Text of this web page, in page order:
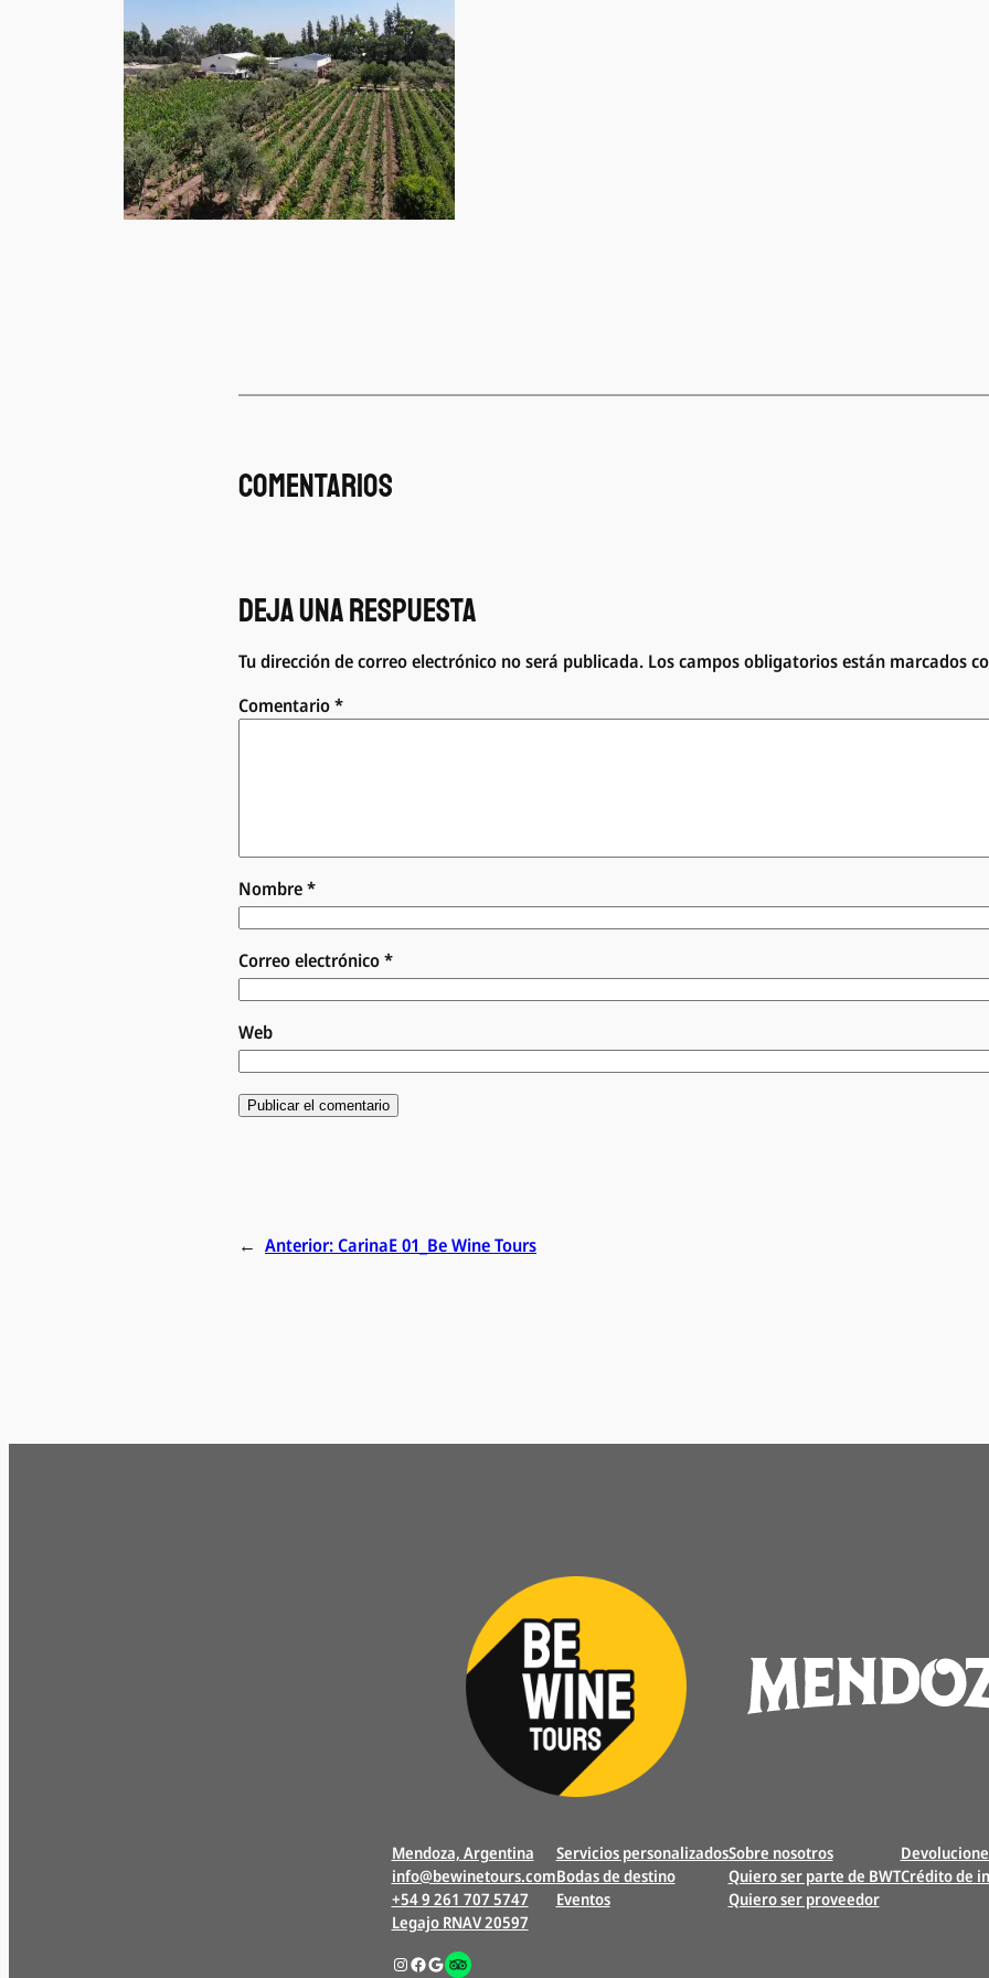
Comentarios
Deja una respuesta
Tu dirección de correo electrónico no será publicada. Los campos obligatorios están marcados
Comentario*
Nombre*
Correo electrónico*
Web
← Anterior:CarinaE 01_Be Wine Tours
Mendoza, Argentina
info@bewinetours.com
+54 9 261 707 5747
Legajo RNAV 20597
Instagram
Facebook
Google
Enlace
Servicios personalizados
Bodas de destino
Eventos
Sobre nosotros
Quiero ser parte de BWT
Quiero ser proveedor
Crédito de